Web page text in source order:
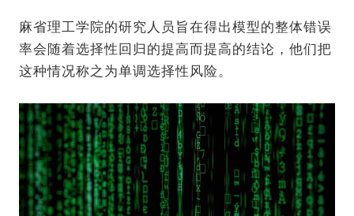
麻省理工学院的研究人员旨在得出模型的整体错误
率会随着选择性回归的提高而提高的结论，他们把
这种情况称之为单调选择性风险。